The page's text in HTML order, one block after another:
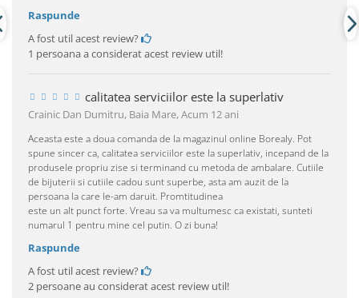
Raspunde
A fost util acest review?
1 persoana a considerat acest review util!
calitatea serviciilor este la superlativ
Crainic Dan Dumitru, Baia Mare,Acum 12 ani
Aceasta este a doua comanda de la magazinul online Borealy. Pot
spune sincer ca, calitatea serviciilor este la superlativ, incepand de la
produsele propriu zise si terminand cu metoda de ambalare. Cutiile
de bijuterii si cutiile cadou sunt superbe, asta am auzit de la
persoana la care le-am daruit. Promtitudinea
este un alt punct forte. Vreau sa va multumesc ca existati, sunteti
numarul 1 pentru mine cel putin. O zi buna!
Raspunde
A fost util acest review?
2 persoane au considerat acest review util!